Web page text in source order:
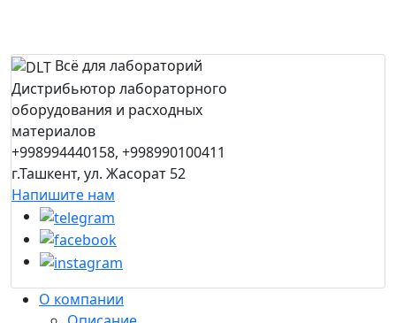
Всё для лабораторий
Дистрибьютор лабораторного
оборудования и расходных
материалов
+998994440158, +998990100411
г.Ташкент, ул. Жасорат 52
Напишите нам
О компании